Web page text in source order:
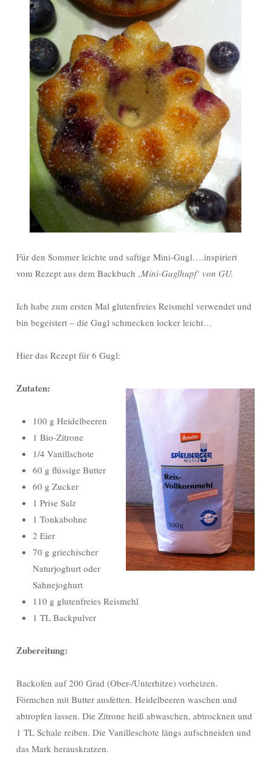
Für den Sommer leichte und saftige Mini-Gugl….inspiriert
vom Rezept aus dem Backbuch ‚Mini-Guglhupf‘ von GU.
Ich habe zum ersten Mal glutenfreies Reismehl verwendet und
bin begeistert – die Gugl schmecken locker leicht…
Hier das Rezept für 6 Gugl:
Zutaten:
100 g Heidelbeeren
1 Bio-Zitrone
1/4 Vanillschote
60 g flüssige Butter
60 g Zucker
1 Prise Salz
1 Tonkabohne
2 Eier
70 g griechischer
Naturjoghurt oder
Sahnejoghurt
110 g glutenfreies Reismehl
1 TL Backpulver
Zubereitung:
Backofen auf 200 Grad (Ober-/Unterhitze) vorheizen.
Förmchen mit Butter ausfetten. Heidelbeeren waschen und
abtropfen lassen. Die Zitrone heiß abwaschen, abtrocknen und
1 TL Schale reiben. Die Vanilleschote längs aufschneiden und
das Mark herauskratzen.